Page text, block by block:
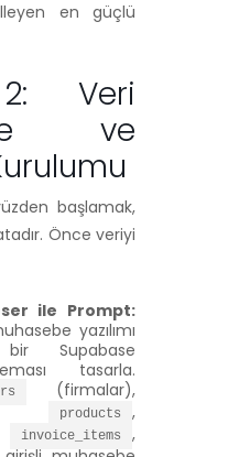
en güçlü
Veri
ve
başlamak,
Önce veriyi
ile Prompt:
yazılımı
Supabase
tasarla.
(firmalar),
products ,
invoice_items ,